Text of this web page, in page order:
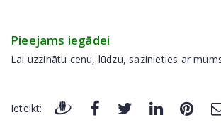
Pieejams iegādei
Lai uzzinātu cenu, lūdzu, sazinieties ar
Ieteikt: